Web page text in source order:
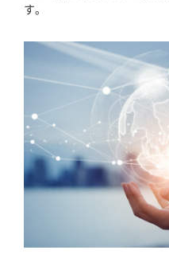
す。